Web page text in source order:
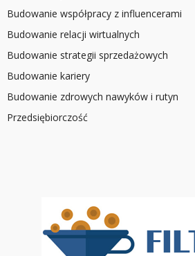
Budowanie współpracy z influencerami
Budowanie relacji wirtualnych
Budowanie strategii sprzedażowych
Budowanie kariery
Budowanie zdrowych nawyków i rutyn
Przedsiębiorczość